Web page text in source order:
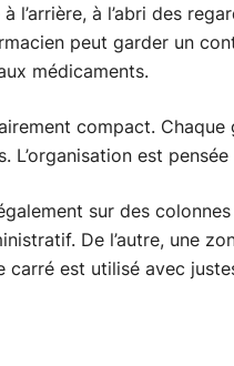
l’arrière, à l’abri des
peut garder un
médicaments.
compact. Chaque
L’organisation est
également sur des
De l’autre, une
carré est utilisé avec